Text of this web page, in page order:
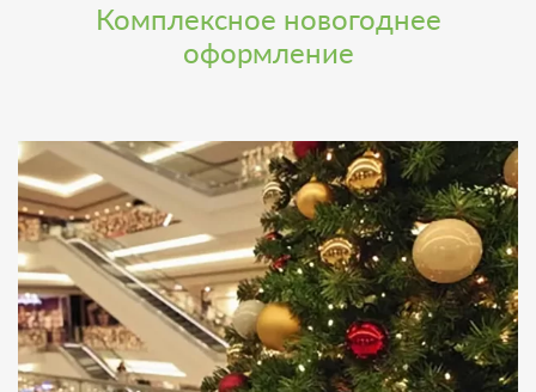
Комплексное новогоднее
оформление